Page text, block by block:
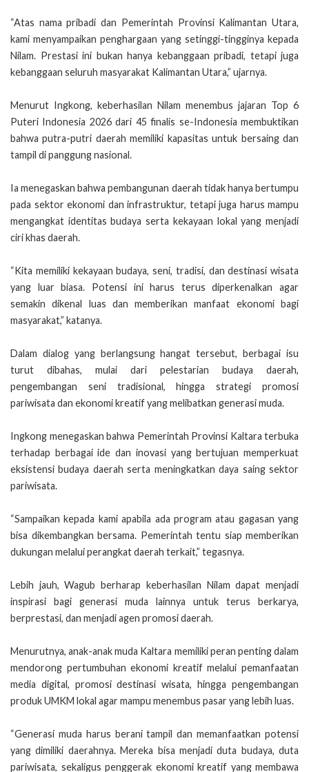
“Atas nama pribadi dan Pemerintah Provinsi Kalimantan Utara,
kami menyampaikan penghargaan yang setinggi-tingginya kepada
Nilam. Prestasi ini bukan hanya kebanggaan pribadi, tetapi juga
kebanggaan seluruh masyarakat Kalimantan Utara,” ujarnya.
Menurut Ingkong, keberhasilan Nilam menembus jajaran Top 6
Puteri Indonesia 2026 dari 45 finalis se-Indonesia membuktikan
bahwa putra-putri daerah memiliki kapasitas untuk bersaing dan
tampil di panggung nasional.
Ia menegaskan bahwa pembangunan daerah tidak hanya bertumpu
pada sektor ekonomi dan infrastruktur, tetapi juga harus mampu
mengangkat identitas budaya serta kekayaan lokal yang menjadi
ciri khas daerah.
“Kita memiliki kekayaan budaya, seni, tradisi, dan destinasi wisata
yang luar biasa. Potensi ini harus terus diperkenalkan agar
semakin dikenal luas dan memberikan manfaat ekonomi bagi
masyarakat,” katanya.
Dalam dialog yang berlangsung hangat tersebut, berbagai isu
turut dibahas, mulai dari pelestarian budaya daerah,
pengembangan seni tradisional, hingga strategi promosi
pariwisata dan ekonomi kreatif yang melibatkan generasi muda.
Ingkong menegaskan bahwa Pemerintah Provinsi Kaltara terbuka
terhadap berbagai ide dan inovasi yang bertujuan memperkuat
eksistensi budaya daerah serta meningkatkan daya saing sektor
pariwisata.
“Sampaikan kepada kami apabila ada program atau gagasan yang
bisa dikembangkan bersama. Pemerintah tentu siap memberikan
dukungan melalui perangkat daerah terkait,” tegasnya.
Lebih jauh, Wagub berharap keberhasilan Nilam dapat menjadi
inspirasi bagi generasi muda lainnya untuk terus berkarya,
berprestasi, dan menjadi agen promosi daerah.
Menurutnya, anak-anak muda Kaltara memiliki peran penting dalam
mendorong pertumbuhan ekonomi kreatif melalui pemanfaatan
media digital, promosi destinasi wisata, hingga pengembangan
produk UMKM lokal agar mampu menembus pasar yang lebih luas.
“Generasi muda harus berani tampil dan memanfaatkan potensi
yang dimiliki daerahnya. Mereka bisa menjadi duta budaya, duta
pariwisata, sekaligus penggerak ekonomi kreatif yang membawa